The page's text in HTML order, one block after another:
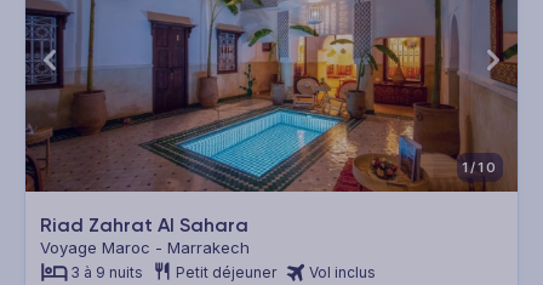
1/10
Riad Zahrat Al Sahara
Voyage Maroc - Marrakech
3 à 9 nuits Petit déjeuner Vol inclus